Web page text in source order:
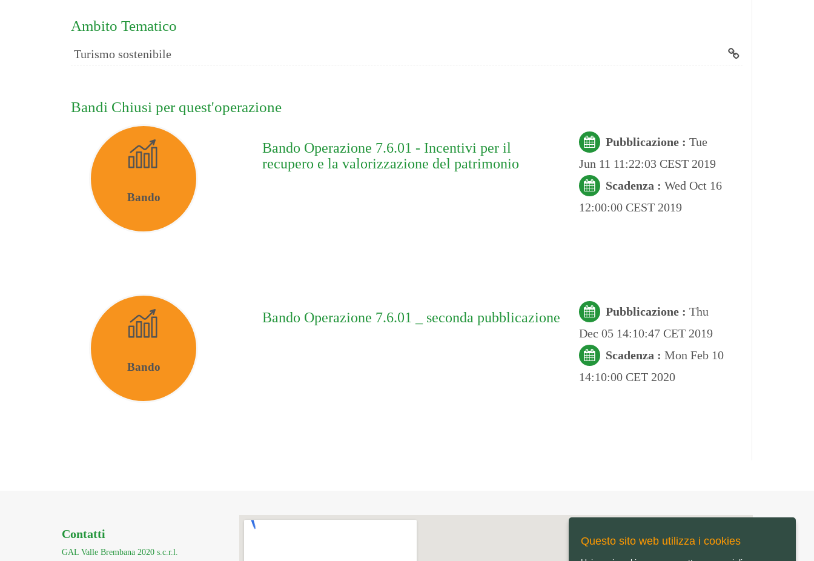
Ambito Tematico
Turismo sostenibile
Bandi Chiusi per quest'operazione
Bando
Bando Operazione 7.6.01 - Incentivi per il
recupero e la valorizzazione del patrimonio
Pubblicazione :Tue
Jun 11 11:22:03 CEST 2019
Scadenza :Wed Oct 16
12:00:00 CEST 2019
Bando
Bando Operazione 7.6.01 _ seconda pubblicazione Pubblicazione :Thu
Dec 05 14:10:47 CET 2019
Scadenza :Mon Feb 10
14:10:00 CET 2020
Contatti
GAL Valle Brembana 2020 s.c.r.l.
Questo sito web utilizza i cookies